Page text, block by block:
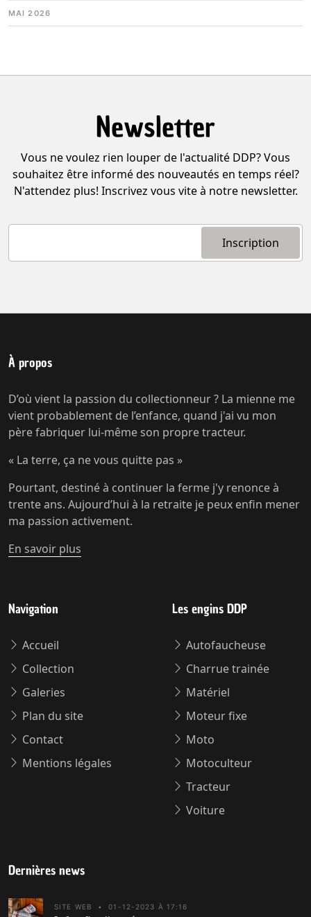
MAI 2026
Newsletter
Vous ne voulez rien louper de l'actualité DDP? Vous
souhaitez être informé des nouveautés en temps réel?
N'attendez plus! Inscrivez vous vite à notre newsletter.
À propos
D’où vient la passion du collectionneur ? La mienne me
vient probablement de l’enfance, quand j'ai vu mon
père fabriquer lui-même son propre tracteur.
« La terre, ça ne vous quitte pas »
Pourtant, destiné à continuer la ferme j'y renonce à
trente ans. Aujourd’hui à la retraite je peux enfin mener
ma passion activement.
En savoir plus
Navigation
Accueil
Collection
Galeries
Plan du site
Contact
Mentions légales
Les engins DDP
Autofaucheuse
Charrue trainée
Matériel
Moteur fixe
Moto
Motoculteur
Tracteur
Voiture
Dernières news
SITE WEB • 01-12-2023 À 17:16